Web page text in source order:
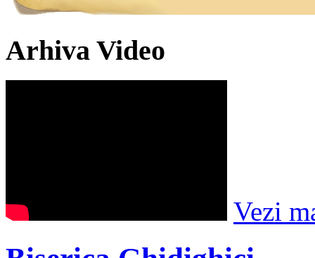
Arhiva Video
Vezi